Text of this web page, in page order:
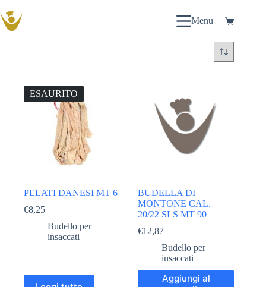
al
contenuto
Menu Carrello
ESAURITO
PELATI DANESI MT 6
€8,25
Budello per
insaccati
BUDELLA DI
MONTONE CAL.
20/22 SLS MT 90
€12,87
Budello per
insaccati
Aggiungi al